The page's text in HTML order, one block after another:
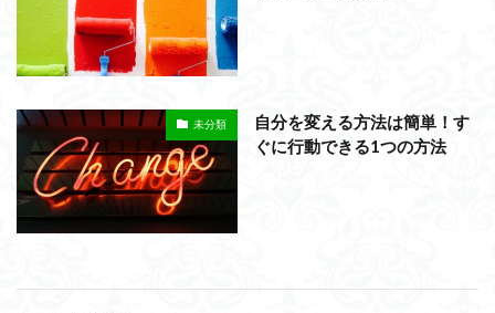
未分類
自分を変える方法は簡単！す
ぐに行動できる1つの方法